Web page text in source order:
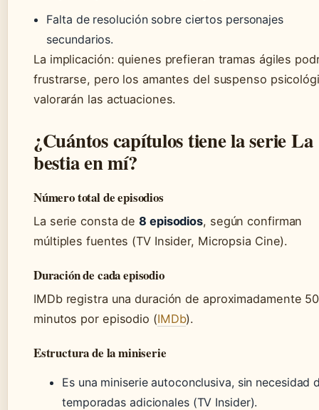
Falta de resolución sobre ciertos personajes
secundarios.
La implicación: quienes prefieran tramas ágiles
frustrarse, pero los amantes del suspenso
valorarán las actuaciones.
¿Cuántos capítulos tiene la serie La
bestia en mí?
Número total de episodios
La serie consta de8 episodios, según confirman
múltiples fuentes (TV Insider, Micropsia Cine).
Duración de cada episodio
IMDb registra una duración de aproximadamente 50
minutos por episodio (IMDb).
Estructura de la miniserie
Es una miniserie autoconclusiva, sin necesidad
temporadas adicionales (TV Insider).